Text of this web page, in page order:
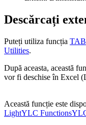
Descărcați
Puteți utiliza funcția
Utilities.
După aceasta, această
vor fi deschise în Excel
Această funcție este
LightYLC Functions